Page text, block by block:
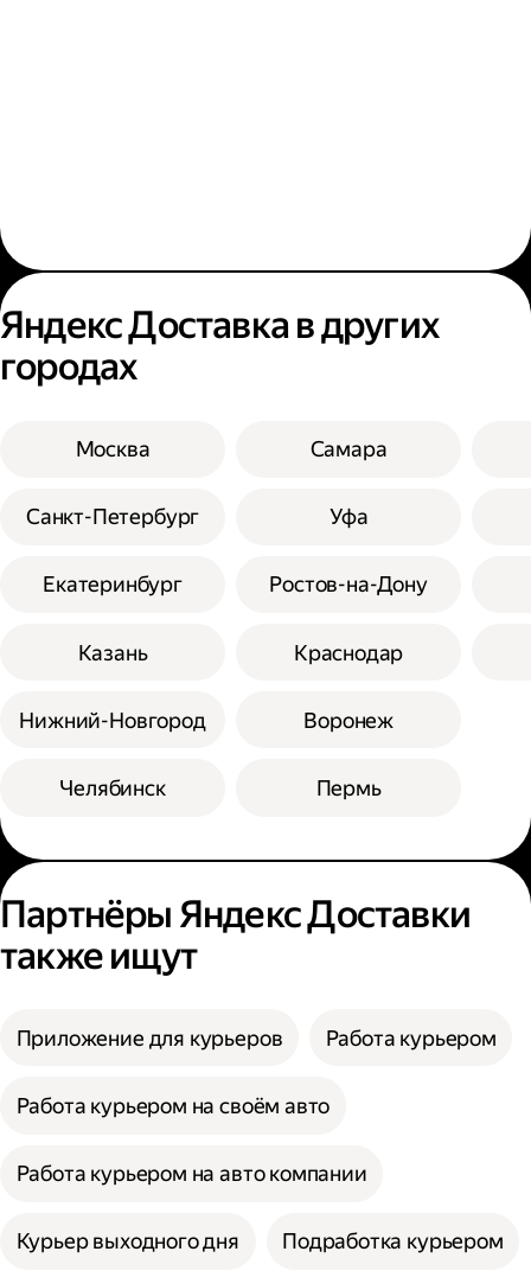
Яндекс Доставка в других
городах
Москва
Санкт-Петербург
Екатеринбург
Казань
Нижний-Новгород
Челябинск
Самара
Уфа
Ростов-на-Дону
Краснодар
Воронеж
Пермь
Партнёры Яндекс Доставки
также ищут
Приложение для курьеров Работа курьером
Работа курьером на своём авто
Работа курьером на авто компании
Курьер выходного дня Подработка курьером